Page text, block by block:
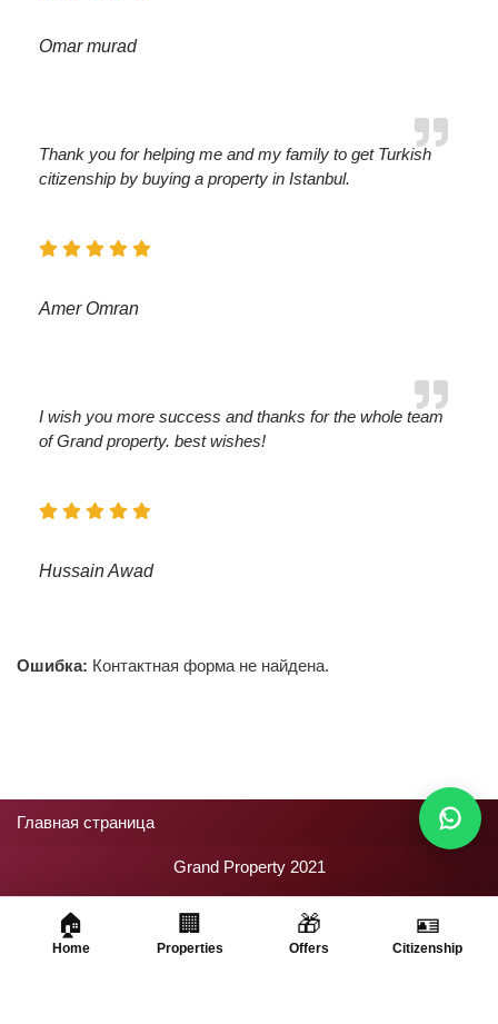
Omar murad
Thank you for helping me and my family to get Turkish
citizenship by buying a property in Istanbul.
Amer Omran
I wish you more success and thanks for the whole team
of Grand property. best wishes!
Hussain Awad
Ошибка: Контактная форма не найдена.
Главная страница
Grand Property 2021
🏠
Home
🏢
Properties
🎁
Offers
🪪
Citizenship